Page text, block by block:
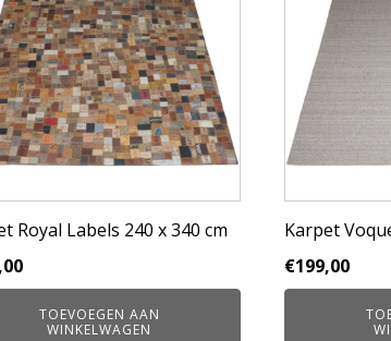
Royal Labels 240 x 340 cm
TOEVOEGEN AAN
WINKELWAGEN
Karpet
€199,00